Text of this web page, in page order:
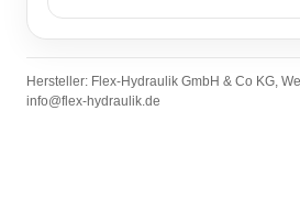
Hersteller: Flex-Hydraulik GmbH & Co KG,
info@flex-hydraulik.de